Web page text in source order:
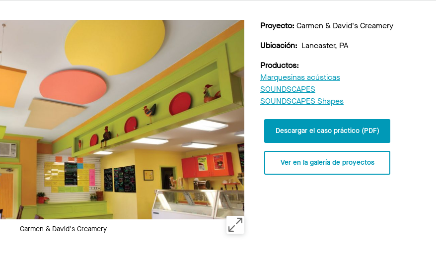
Carmen & David's Creamery
Proyecto: Carmen & David's Creamery
Ubicación: Lancaster, PA
Productos:
Marquesinas acústicas
SOUNDSCAPES
SOUNDSCAPES Shapes
Descargar el caso práctico (PDF)
Ver en la galería de proyectos